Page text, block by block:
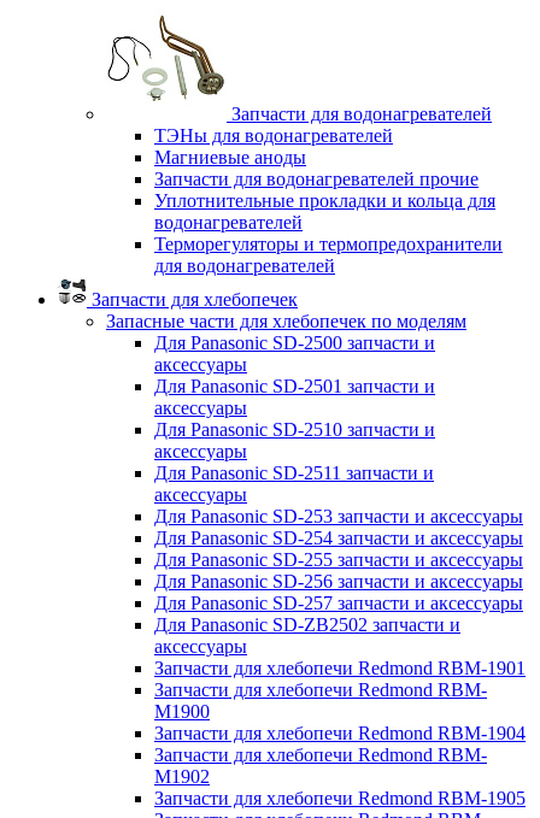
Запчасти для водонагревателей
ТЭНы для водонагревателей
Магниевые аноды
Запчасти для водонагревателей прочие
Уплотнительные прокладки и кольца для
водонагревателей
Терморегуляторы и термопредохранители
для водонагревателей
Запчасти для хлебопечек
Запасные части для хлебопечек по моделям
Для Panasonic SD-2500 запчасти и
аксессуары
Для Panasonic SD-2501 запчасти и
аксессуары
Для Panasonic SD-2510 запчасти и
аксессуары
Для Panasonic SD-2511 запчасти и
аксессуары
Для Panasonic SD-253 запчасти и аксессуары
Для Panasonic SD-254 запчасти и аксессуары
Для Panasonic SD-255 запчасти и аксессуары
Для Panasonic SD-256 запчасти и аксессуары
Для Panasonic SD-257 запчасти и аксессуары
Для Panasonic SD-ZB2502 запчасти и
аксессуары
Запчасти для хлебопечи Redmond RBM-1901
Запчасти для хлебопечи Redmond RBM-
M1900
Запчасти для хлебопечи Redmond RBM-1904
Запчасти для хлебопечи Redmond RBM-
M1902
Запчасти для хлебопечи Redmond RBM-1905